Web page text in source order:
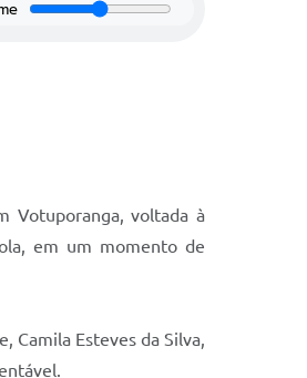
Votuporanga, voltada à
em um momento de
Camila Esteves da Silva,